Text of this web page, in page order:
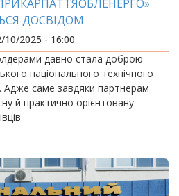
ДОСВІДОМ
10/2025 - 16:00
давно стала доброю
національного технічного
Адже саме завдяки партнерам
й практично орієнтовану